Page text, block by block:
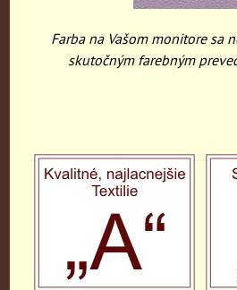
Farba na Vašom monitore sa
skutočným farebným